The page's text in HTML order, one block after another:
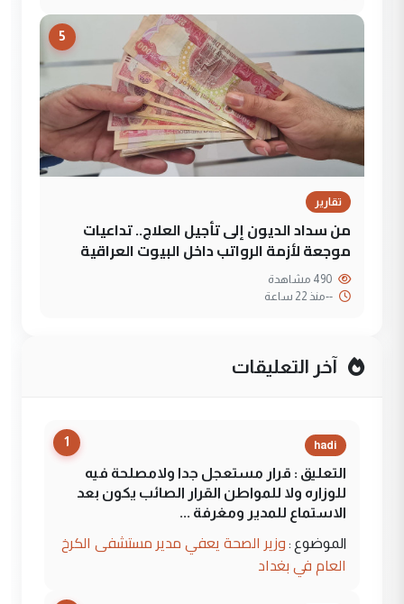
5
تقارير
من سداد الديون إلى تأجيل العلاج.. تداعيات
موجعة لأزمة الرواتب داخل البيوت العراقية
--منذ 22 ساعة
آخر التعليقات
1 hadi
التعليق : قرار مستعجل جدا ولامصلحة فيه
للوزاره ولا للمواطن القرار الصائب يكون بعد
الاستماع للمدير ومغرفة ...
الموضوع : وزير الصحة يعفي مدير مستشفى الكرخ
العام في بغداد